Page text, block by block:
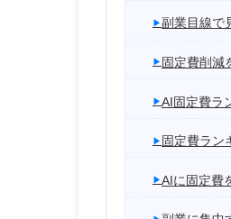
副業目線で
固定費削減
AI固定費ラ
固定費ラン
AIに固定費